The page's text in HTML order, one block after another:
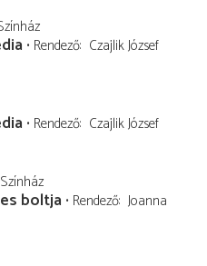
Rendező Czajlik József
Rendező Czajlik József
boltja Rendező Joanna